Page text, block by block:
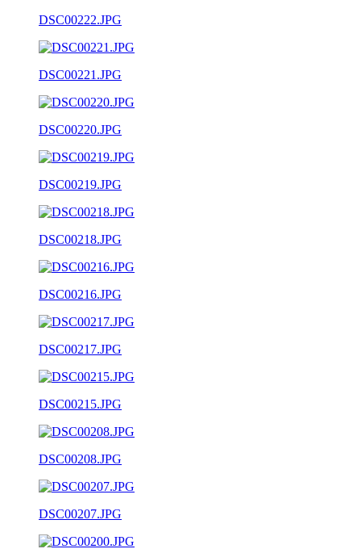
DSC00222.JPG
DSC00221.JPG
DSC00220.JPG
DSC00219.JPG
DSC00218.JPG
DSC00216.JPG
DSC00217.JPG
DSC00215.JPG
DSC00208.JPG
DSC00207.JPG